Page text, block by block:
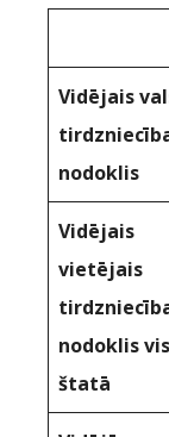
Vidējais
nodoklis
Vidējais
vietējais
nodoklis
štatā